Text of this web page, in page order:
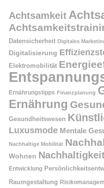
Achtsamkeit
Datensicherheit Digitales
Digitalisierung
Elektromobilität
Ernährungstipps Finanzplanung
Ernährung
Gesundheitswesen
Luxusmode Mentale
Nachhaltige Mobilität
Wohnen
Entwicklung
Raumgestaltung